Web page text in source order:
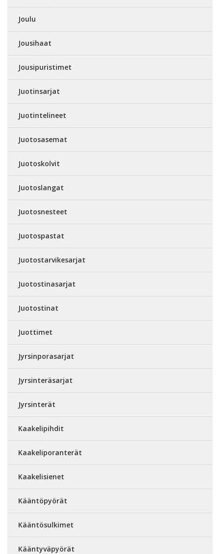
Joulu
Jousihaat
Jousipuristimet
Juotinsarjat
Juotintelineet
Juotosasemat
Juotoskolvit
Juotoslangat
Juotosnesteet
Juotospastat
Juotostarvikesarjat
Juotostinasarjat
Juotostinat
Juottimet
Jyrsinporasarjat
Jyrsinteräsarjat
Jyrsinterät
Kaakelipihdit
Kaakeliporanterät
Kaakelisienet
Kääntöpyörät
Kääntösulkimet
Kääntyväpyörät